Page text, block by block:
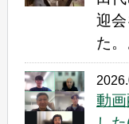
迎
た
動